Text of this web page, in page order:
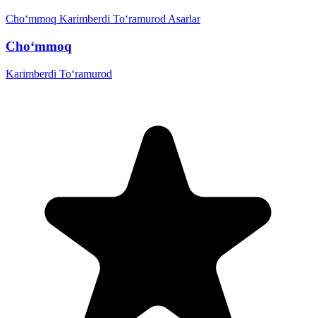
Cho‘mmoq Karimberdi To‘ramurod Asarlar
Cho‘mmoq
Karimberdi To‘ramurod